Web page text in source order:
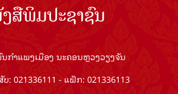
ສືພິມປະຊາຊົນ
ກຳແພງເມືອງ ນະຄອນຫຼວງວຽງຈັນ
ບ: 021336111 - ແຟັກ: 021336113